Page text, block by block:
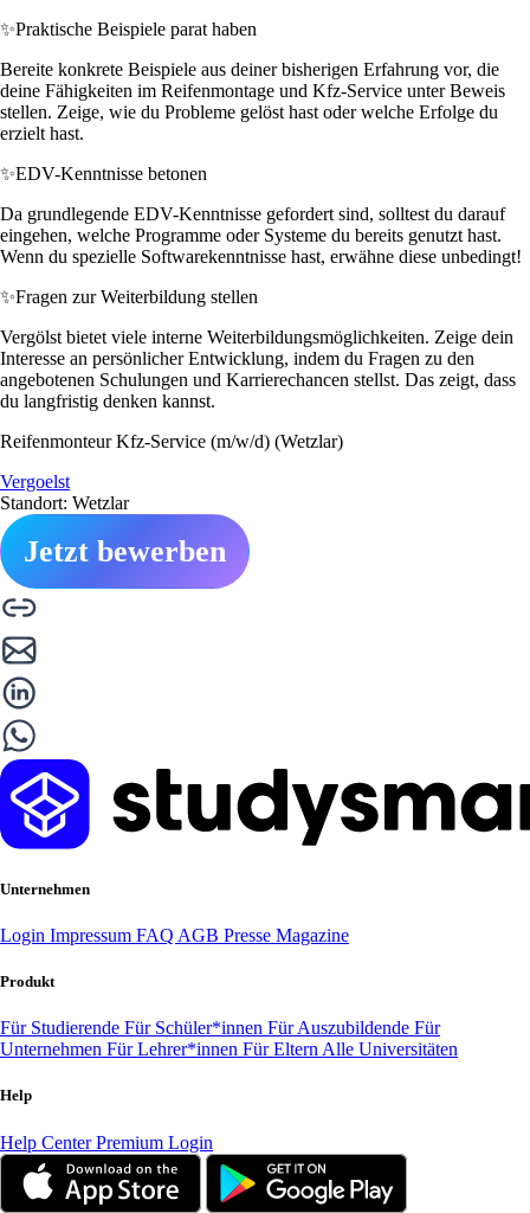
✨Praktische Beispiele parat haben
Bereite konkrete Beispiele aus deiner bisherigen Erfahrung vor, die
deine Fähigkeiten im Reifenmontage und Kfz-Service unter Beweis
stellen. Zeige, wie du Probleme gelöst hast oder welche Erfolge du
erzielt hast.
✨EDV-Kenntnisse betonen
Da grundlegende EDV-Kenntnisse gefordert sind, solltest du darauf
eingehen, welche Programme oder Systeme du bereits genutzt hast.
Wenn du spezielle Softwarekenntnisse hast, erwähne diese unbedingt!
✨Fragen zur Weiterbildung stellen
Vergölst bietet viele interne Weiterbildungsmöglichkeiten. Zeige dein
Interesse an persönlicher Entwicklung, indem du Fragen zu den
angebotenen Schulungen und Karrierechancen stellst. Das zeigt, dass
du langfristig denken kannst.
Reifenmonteur Kfz-Service (m/w/d) (Wetzlar)
Vergoelst
Standort: Wetzlar
Jetzt bewerben
Unternehmen
Login Impressum FAQ AGB Presse Magazine
Produkt
Für Studierende Für Schüler*innen Für Auszubildende Für
Unternehmen Für Lehrer*innen Für Eltern Alle Universitäten
Help
Help CenterPremium Login